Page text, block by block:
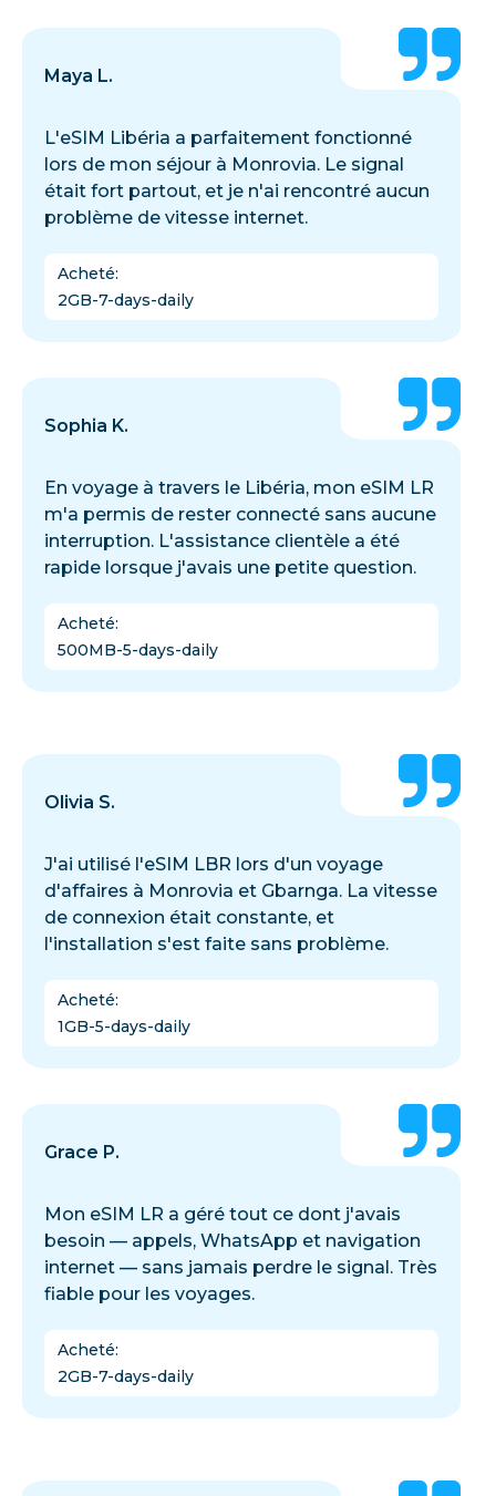
Maya L.
L'eSIM Libéria a parfaitement fonctionné
lors de mon séjour à Monrovia. Le signal
était fort partout, et je n'ai rencontré aucun
problème de vitesse internet.
Acheté:
2GB-7-days-daily
Sophia K.
En voyage à travers le Libéria, mon eSIM LR
m'a permis de rester connecté sans aucune
interruption. L'assistance clientèle a été
rapide lorsque j'avais une petite question.
Acheté:
500MB-5-days-daily
Olivia S.
J'ai utilisé l'eSIM LBR lors d'un voyage
d'affaires à Monrovia et Gbarnga. La vitesse
de connexion était constante, et
l'installation s'est faite sans problème.
Acheté:
1GB-5-days-daily
Grace P.
Mon eSIM LR a géré tout ce dont j'avais
besoin — appels, WhatsApp et navigation
internet — sans jamais perdre le signal. Très
fiable pour les voyages.
Acheté:
2GB-7-days-daily